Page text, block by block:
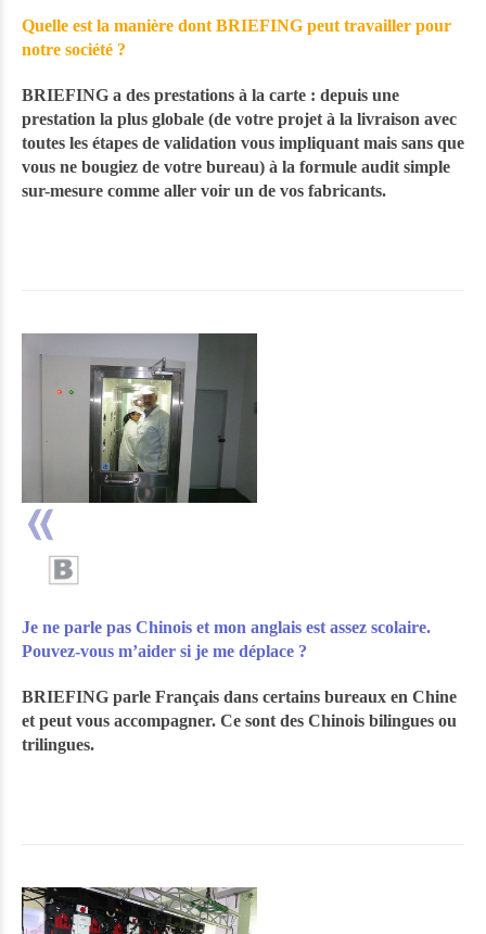
Quelle est la manière dont BRIEFING peut travailler pour
notre société ?
BRIEFING a des prestations à la carte : depuis une
prestation la plus globale (de votre projet à la livraison avec
toutes les étapes de validation vous impliquant mais sans que
vous ne bougiez de votre bureau) à la formule audit simple
sur-mesure comme aller voir un de vos fabricants.
Je ne parle pas Chinois et mon anglais est assez scolaire.
Pouvez-vous m’aider si je me déplace ?
BRIEFING parle Français dans certains bureaux en Chine
et peut vous accompagner. Ce sont des Chinois bilingues ou
trilingues.